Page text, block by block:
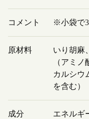
コメント ※小袋で
原材料
いり胡麻
（アミ
カルシウ
を含む）
成分
エネルギ